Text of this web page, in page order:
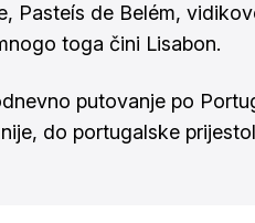
Pasteís de Belém,
toga čini Lisabon.
putovanje po
do portugalske